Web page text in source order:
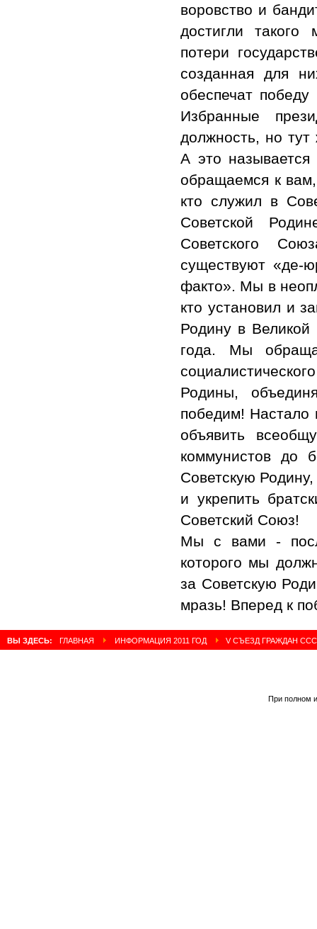
воровство и
достигли
потери
созданная для
обеспечат
Избранные
должность, но
А это
обращаемся к
кто служил в
Советской
Советского
существуют «де-
факто». Мы в
кто установил и
Родину в Великой
года. Мы
Родины,
победим! Настало
объявить
коммунистов до
Советскую
и укрепить
Советский Союз!
Мы с вами -
которого мы
за Советскую
мразь! Вперед к
ВЫ ЗДЕСЬ: ГЛАВНАЯ ИНФОРМАЦИЯ 2011 ГОД V СЪЕЗД ГРАЖДАН
При полном